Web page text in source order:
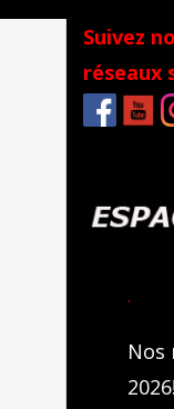
Suivez
réseaux
.
Nos
2026!